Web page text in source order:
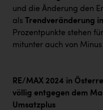
Österreichisches
kunden basics
und die Änderung den
als
Trendveränderung
Prozentpunkte stehen
mitunter auch von
RE/MAX 2024 in
völlig entgegen dem
Umsatzplus